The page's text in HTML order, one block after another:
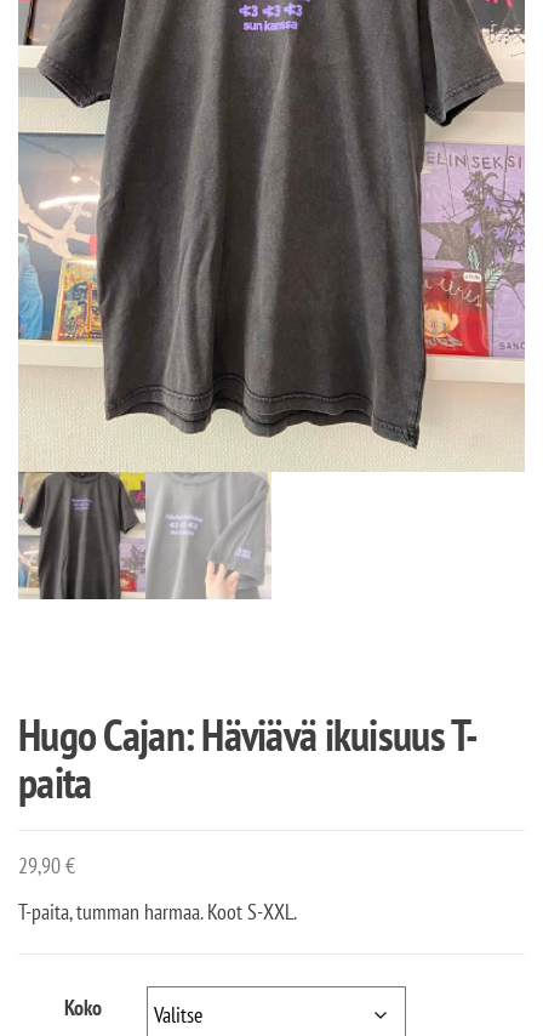
Hugo Cajan: Häviävä ikuisuus T-
paita
29,90€
T-paita, tumman harmaa. Koot S-XXL.
Koko